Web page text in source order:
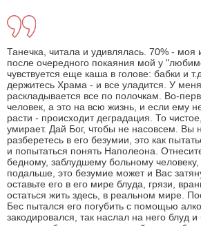
Танечка, читала и удивлялась. 70% - моя
после очередного покаяния мой у
чувствуется еще каша в голове: бабки и
держитесь Храма - и все уладится. У
раскладывается все по полочкам. Во-
человек, а это на всю жизнь, и если ему
расти - происходит деградация. То
умирает. Дай Бог, чтобы не насовсем. Вы
разберетесь в его безумии, это как
и попытаться понять Наполеона.
бедному, заблудшему больному
подальше, это безумие может и Вас
оставьте его в его мире блуда, грязи,
остаться жить здесь, в реальном мире.
Бес пытался его погубить с помощью
закодировался, так наслал на него блуд